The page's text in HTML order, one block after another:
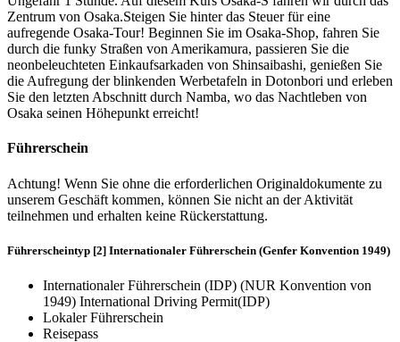
Zentrum von Osaka.Steigen Sie hinter das Steuer für eine
aufregende Osaka-Tour! Beginnen Sie im Osaka-Shop, fahren Sie
durch die funky Straßen von Amerikamura, passieren Sie die
neonbeleuchteten Einkaufsarkaden von Shinsaibashi, genießen Sie
die Aufregung der blinkenden Werbetafeln in Dotonbori und erleben
Sie den letzten Abschnitt durch Namba, wo das Nachtleben von
Osaka seinen Höhepunkt erreicht!
Führerschein
Achtung! Wenn Sie ohne die erforderlichen Originaldokumente zu
unserem Geschäft kommen, können Sie nicht an der Aktivität
teilnehmen und erhalten keine Rückerstattung.
Führerscheintyp [2] Internationaler Führerschein (Genfer Konvention 1949)
Internationaler Führerschein (IDP) (NUR Konvention von
1949) International Driving Permit(IDP)
Lokaler Führerschein
Reisepass